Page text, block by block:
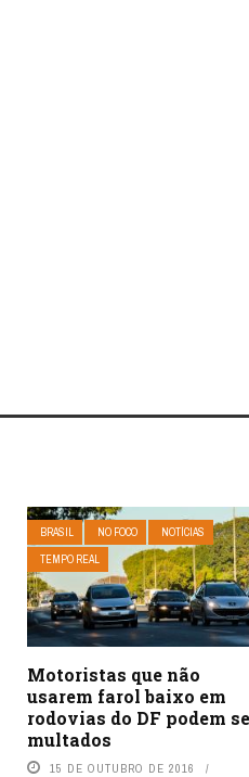
BRASIL NO FOCO
NOTÍCIAS
TEMPO REAL
Motoristas que não
usarem farol baixo em
rodovias do DF podem
multados
15 DE OUTUBRO DE 2016